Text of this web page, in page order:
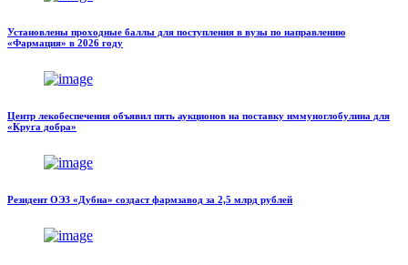
Установлены проходные баллы для поступления в вузы по направлению
«Фармация» в 2026 году
Центр лекобеспечения объявил пять аукционов на поставку иммуноглобулина для
«Круга добра»
Резидент ОЭЗ «Дубна» создаст фармзавод за 2,5 млрд рублей